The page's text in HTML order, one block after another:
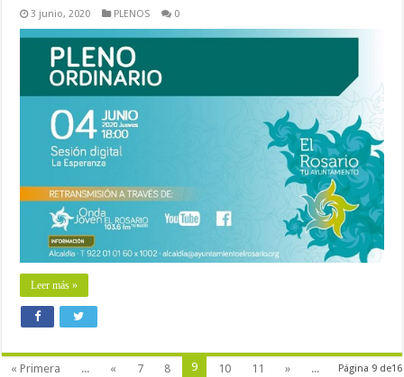
3 junio, 2020 PLENOS 0
Leer más »
Página 9 de16
« Primera ... « 7 8 9 10 11 »
...